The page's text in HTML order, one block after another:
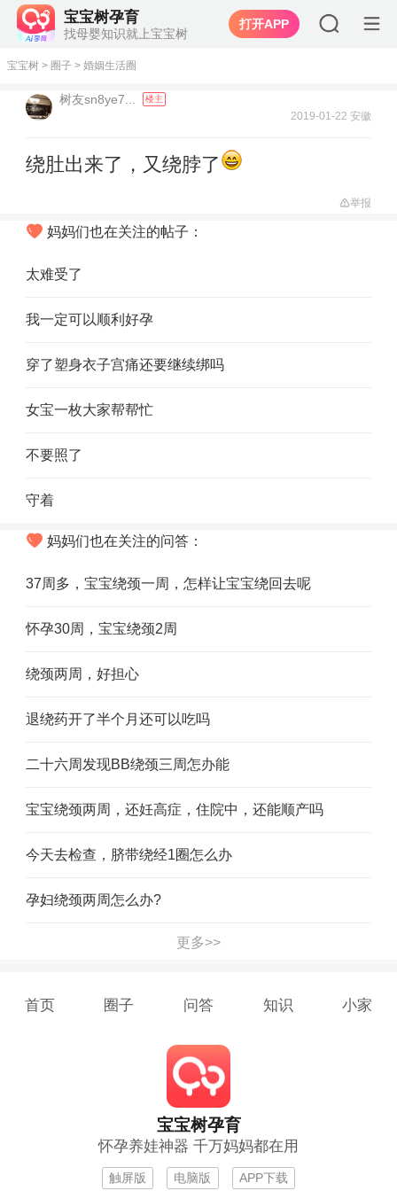
宝宝树孕育
找母婴知识就上宝宝树
打开APP
宝宝树 > 圈子 > 婚姻生活圈
树友sn8ye7... 楼主
2019-01-22 安徽
绕肚出来了，又绕脖了
举报
妈妈们也在关注的帖子：
太难受了
我一定可以顺利好孕
穿了塑身衣子宫痛还要继续绑吗
女宝一枚大家帮帮忙
不要照了
守着
妈妈们也在关注的问答：
37周多，宝宝绕颈一周，怎样让宝宝绕回去呢
怀孕30周，宝宝绕颈2周
绕颈两周，好担心
退绕药开了半个月还可以吃吗
二十六周发现BB绕颈三周怎办能
宝宝绕颈两周，还妊高症，住院中，还能顺产吗
今天去检查，脐带绕经1圈怎么办
孕妇绕颈两周怎么办?
更多>>
首页 圈子 问答 知识 小家
宝宝树孕育
怀孕养娃神器 千万妈妈都在用
触屏版 电脑版 APP下载